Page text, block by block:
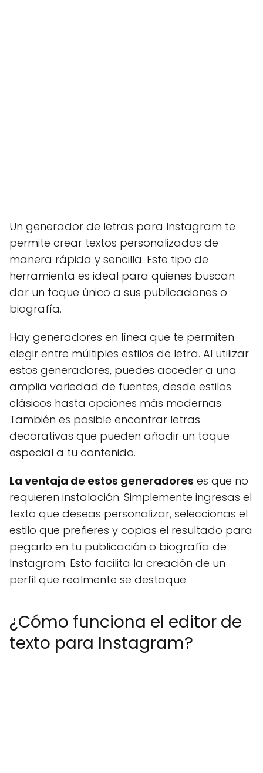
Un generador de letras para Instagram te
permite crear textos personalizados de
manera rápida y sencilla. Este tipo de
herramienta es ideal para quienes buscan
dar un toque único a sus publicaciones o
biografía.
Hay generadores en línea que te permiten
elegir entre múltiples estilos de letra. Al utilizar
estos generadores, puedes acceder a una
amplia variedad de fuentes, desde estilos
clásicos hasta opciones más modernas.
También es posible encontrar letras
decorativas que pueden añadir un toque
especial a tu contenido.
La ventaja de estos generadores es que no
requieren instalación. Simplemente ingresas el
texto que deseas personalizar, seleccionas el
estilo que prefieres y copias el resultado para
pegarlo en tu publicación o biografía de
Instagram. Esto facilita la creación de un
perfil que realmente se destaque.
¿Cómo funciona el editor de
texto para Instagram?